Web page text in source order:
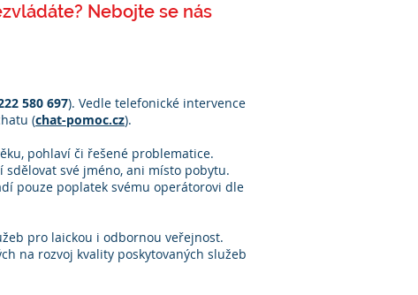
Nebojte se nás
580 697). Vedle telefonické intervence
(chat-pomoc.cz).
pohlaví či řešené problematice.
své jméno, ani místo pobytu.
pouze poplatek svému operátorovi dle
pro laickou i odbornou veřejnost.
na rozvoj kvality poskytovaných služeb